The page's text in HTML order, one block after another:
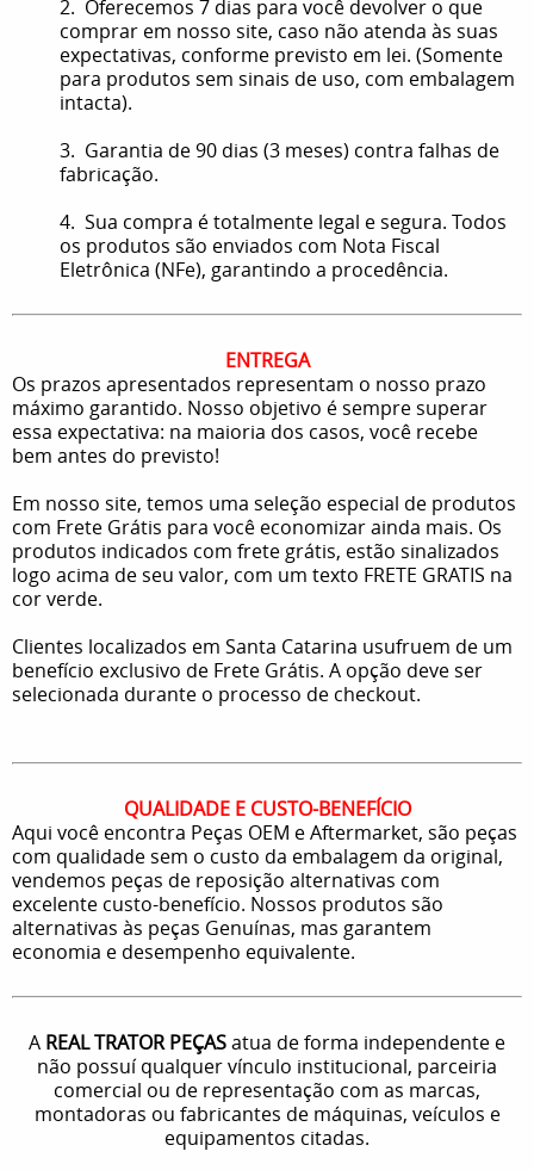
2. Oferecemos 7 dias para você devolver o que
comprar em nosso site, caso não atenda às suas
expectativas, conforme previsto em lei. (Somente
para produtos sem sinais de uso, com embalagem
intacta).
3. Garantia de 90 dias (3 meses) contra falhas de
fabricação.
4. Sua compra é totalmente legal e segura. Todos
os produtos são enviados com Nota Fiscal
Eletrônica (NFe), garantindo a procedência.
ENTREGA
Os prazos apresentados representam o nosso prazo
máximo garantido. Nosso objetivo é sempre superar
essa expectativa: na maioria dos casos, você recebe
bem antes do previsto!
Em nosso site, temos uma seleção especial de produtos
com Frete Grátis para você economizar ainda mais. Os
produtos indicados com frete grátis, estão sinalizados
logo acima de seu valor, com um texto FRETE GRATIS na
cor verde.
Clientes localizados em Santa Catarina usufruem de um
benefício exclusivo de Frete Grátis. A opção deve ser
selecionada durante o processo de checkout.
QUALIDADE E CUSTO-BENEFÍCIO
Aqui você encontra Peças OEM e Aftermarket, são peças
com qualidade sem o custo da embalagem da original,
vendemos peças de reposição alternativas com
excelente custo-benefício. Nossos produtos são
alternativas às peças Genuínas, mas garantem
economia e desempenho equivalente.
A REAL TRATOR PEÇASatua de forma independente e
não possuí qualquer vínculo institucional, parceiria
comercial ou de representação com as marcas,
montadoras ou fabricantes de máquinas, veículos e
equipamentos citadas.